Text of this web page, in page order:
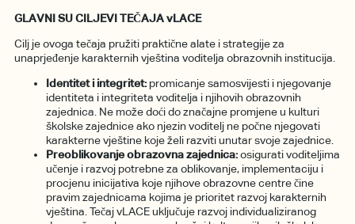
GLAVNI SU CILJEVI TEČAJA vLACE
Cilj je ovoga tečaja pružiti praktične alate i strategije za
unaprjeđenje karakternih vještina voditelja obrazovnih institucija.
Identitet i integritet: promicanje samosvijesti i njegovanje
identiteta i integriteta voditelja i njihovih obrazovnih
zajednica. Ne može doći do značajne promjene u kulturi
školske zajednice ako njezin voditelj ne počne njegovati
karakterne vještine koje želi razviti unutar svoje zajednice.
Preoblikovanje obrazovna zajednica:osigurati voditeljima
učenje i razvoj potrebne za oblikovanje, implementaciju i
procjenu inicijativa koje njihove obrazovne centre čine
pravim zajednicama kojima je prioritet razvoj karakternih
vještina. Tečaj vLACE uključuje razvoj individualiziranog